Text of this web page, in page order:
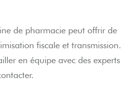
de pharmacie peut offrir de
fiscale et transmission.
en équipe avec des experts